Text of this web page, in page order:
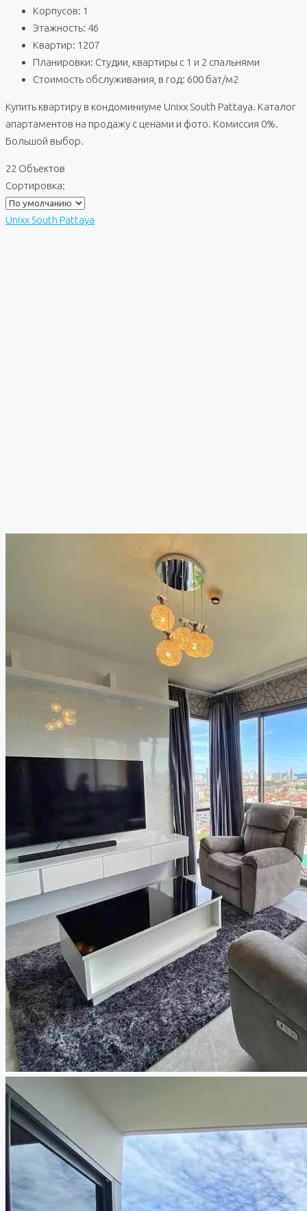
Корпусов: 1
Этажность: 46
Квартир: 1207
Планировки: Студии, квартиры с 1 и 2 спальнями
Стоимость обслуживания, в год: 600 бат/м2
Купить квартиру в кондоминиуме Unixx South Pattaya. Каталог
апартаментов на продажу с ценами и фото. Комиссия 0%.
Большой выбор.
22 Объектов
Сортировка:
Unixx South Pattaya